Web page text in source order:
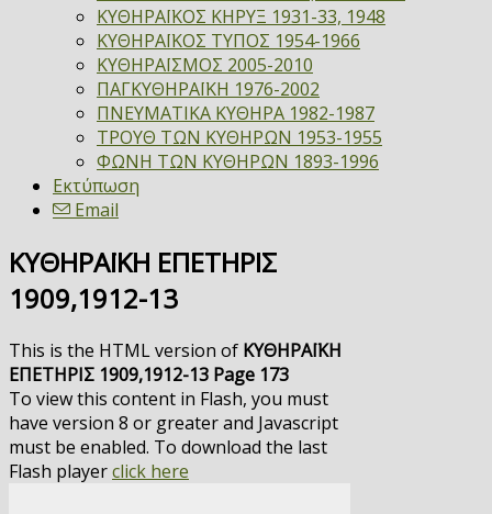
ΚΥΘΗΡΑΪΚΟΣ ΚΗΡΥΞ 1931-33, 1948
ΚΥΘΗΡΑΪΚΟΣ ΤΥΠΟΣ 1954-1966
ΚΥΘΗΡΑΪΣΜΟΣ 2005-2010
ΠΑΓΚΥΘΗΡΑΪΚΗ 1976-2002
ΠΝΕΥΜΑΤΙΚΑ ΚΥΘΗΡΑ 1982-1987
ΤΡΟΥΘ ΤΩΝ ΚΥΘΗΡΩΝ 1953-1955
ΦΩΝΗ ΤΩΝ ΚΥΘΗΡΩΝ 1893-1996
Εκτύπωση
Email
ΚΥΘΗΡΑΪΚΗ ΕΠΕΤΗΡΙΣ
1909,1912-13
This is the HTML version of ΚΥΘΗΡΑΪΚΗ
ΕΠΕΤΗΡΙΣ 1909,1912-13 Page 173
To view this content in Flash, you must
have version 8 or greater and Javascript
must be enabled. To download the last
Flash playerclick here